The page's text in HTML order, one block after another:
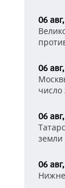
06
06
число
06
земли
06